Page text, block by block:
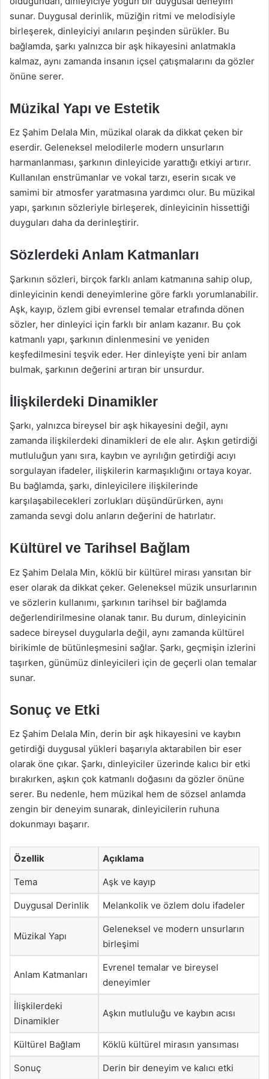
sunar. Duygusal derinlik, müziğin ritmi ve melodisiyle
birleşerek, dinleyiciyi anıların peşinden sürükler. Bu
bağlamda, şarkı yalnızca bir aşk hikayesini anlatmakla
kalmaz, aynı zamanda insanın içsel çatışmalarını da gözler
önüne serer.
Müzikal Yapı ve Estetik
Ez Şahim Delala Min, müzikal olarak da dikkat çeken bir
eserdir. Geleneksel melodilerle modern unsurların
harmanlanması, şarkının dinleyicide yarattığı etkiyi artırır.
Kullanılan enstrümanlar ve vokal tarzı, eserin sıcak ve
samimi bir atmosfer yaratmasına yardımcı olur. Bu müzikal
yapı, şarkının sözleriyle birleşerek, dinleyicinin hissettiği
duyguları daha da derinleştirir.
Sözlerdeki Anlam Katmanları
Şarkının sözleri, birçok farklı anlam katmanına sahip olup,
dinleyicinin kendi deneyimlerine göre farklı yorumlanabilir.
Aşk, kayıp, özlem gibi evrensel temalar etrafında dönen
sözler, her dinleyici için farklı bir anlam kazanır. Bu çok
katmanlı yapı, şarkının dinlenmesini ve yeniden
keşfedilmesini teşvik eder. Her dinleyişte yeni bir anlam
bulmak, şarkının değerini artıran bir unsurdur.
İlişkilerdeki Dinamikler
Şarkı, yalnızca bireysel bir aşk hikayesini değil, aynı
zamanda ilişkilerdeki dinamikleri de ele alır. Aşkın getirdiği
mutluluğun yanı sıra, kaybın ve ayrılığın getirdiği acıyı
sorgulayan ifadeler, ilişkilerin karmaşıklığını ortaya koyar.
Bu bağlamda, şarkı, dinleyicilere ilişkilerinde
karşılaşabilecekleri zorlukları düşündürürken, aynı
zamanda sevgi dolu anların değerini de hatırlatır.
Kültürel ve Tarihsel Bağlam
Ez Şahim Delala Min, köklü bir kültürel mirası yansıtan bir
eser olarak da dikkat çeker. Geleneksel müzik unsurlarının
ve sözlerin kullanımı, şarkının tarihsel bir bağlamda
değerlendirilmesine olanak tanır. Bu durum, dinleyicinin
sadece bireysel duygularla değil, aynı zamanda kültürel
birikimle de bütünleşmesini sağlar. Şarkı, geçmişin izlerini
taşırken, günümüz dinleyicileri için de geçerli olan temalar
sunar.
Sonuç ve Etki
Ez Şahim Delala Min, derin bir aşk hikayesini ve kaybın
getirdiği duygusal yükleri başarıyla aktarabilen bir eser
olarak öne çıkar. Şarkı, dinleyiciler üzerinde kalıcı bir etki
bırakırken, aşkın çok katmanlı doğasını da gözler önüne
serer. Bu nedenle, hem müzikal hem de sözsel anlamda
zengin bir deneyim sunarak, dinleyicilerin ruhuna
dokunmayı başarır.
Özellik Açıklama
Tema Aşk ve kayıp
Duygusal Derinlik Melankolik ve özlem dolu ifadeler
Müzikal Yapı
Geleneksel ve modern unsurların
birleşimi
Anlam Katmanları
Evrenel temalar ve bireysel
deneyimler
İlişkilerdeki
Dinamikler
Aşkın mutluluğu ve kaybın acısı
Kültürel Bağlam Köklü kültürel mirasın yansıması
Sonuç Derin bir deneyim ve kalıcı etki